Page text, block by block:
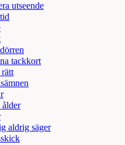
utseende
tackkort
rätt
ålder
aldrig säger